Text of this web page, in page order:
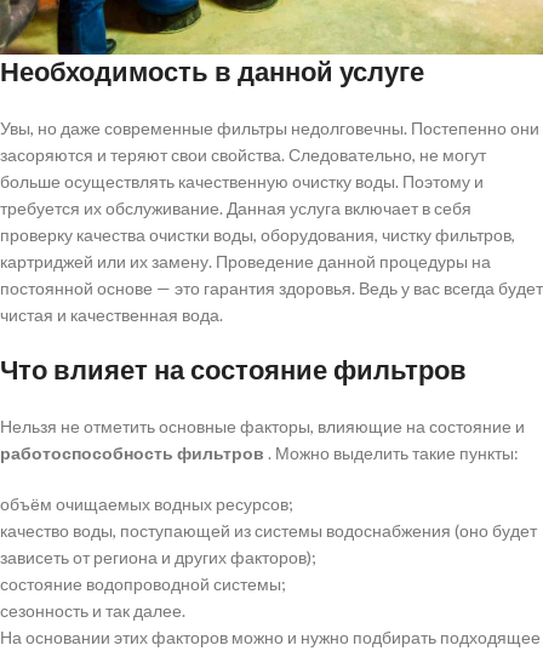
Необходимость в данной услуге
Увы, но даже современные фильтры недолговечны. Постепенно они
засоряются и теряют свои свойства. Следовательно, не могут
больше осуществлять качественную очистку воды. Поэтому и
требуется их обслуживание. Данная услуга включает в себя
проверку качества очистки воды, оборудования, чистку фильтров,
картриджей или их замену. Проведение данной процедуры на
постоянной основе — это гарантия здоровья. Ведь у вас всегда будет
чистая и качественная вода.
Что влияет на состояние фильтров
Нельзя не отметить основные факторы, влияющие на состояние и
работоспособность фильтров . Можно выделить такие пункты:
объём очищаемых водных ресурсов;
качество воды, поступающей из системы водоснабжения (оно будет
зависеть от региона и других факторов);
состояние водопроводной системы;
сезонность и так далее.
На основании этих факторов можно и нужно подбирать подходящее